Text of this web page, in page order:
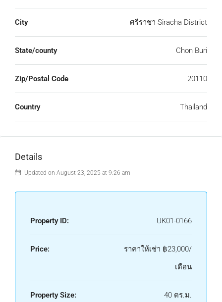
City ศรีราชา Siracha District
State/county Chon Buri
Zip/Postal Code 20110
Country Thailand
Details
Updated on August 23, 2025 at 9:26 am
Property ID: UK01-0166
Price: ราคาให้เช่า ฿23,000/
เดือน
Property Size: 40 ตร.ม.